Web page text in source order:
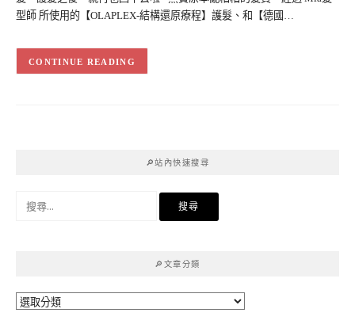
型師 所使用的【OLAPLEX-結構還原療程】護髮、和【德國…
CONTINUE READING
🔎站內快速搜尋
🔎文章分類
🔎